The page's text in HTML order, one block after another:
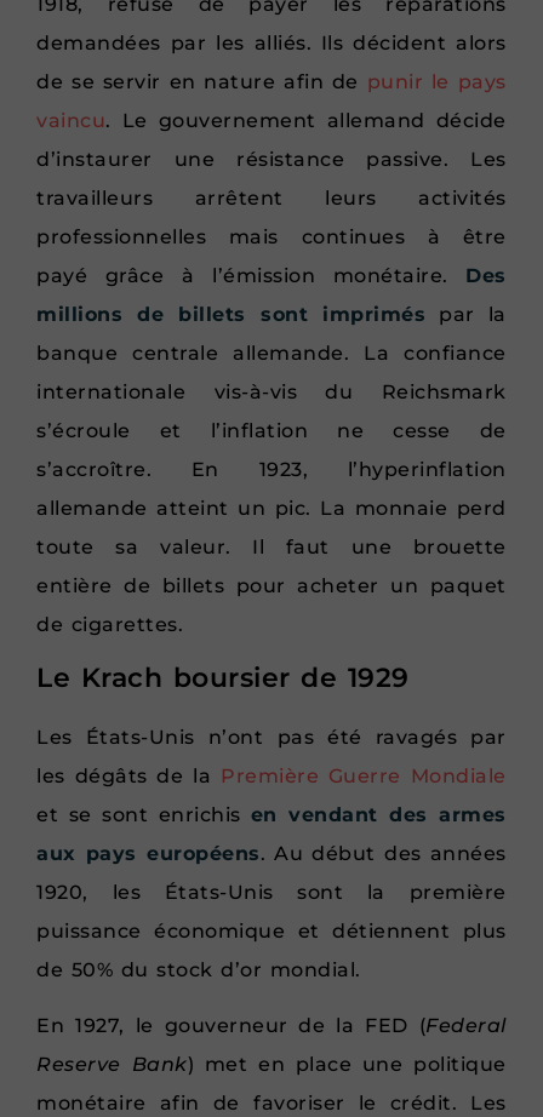
demandées par les alliés. Ils décident alors
de se servir en nature afin de punir le pays
vaincu. Le gouvernement allemand décide
d’instaurer une résistance passive. Les
travailleurs arrêtent leurs activités
professionnelles mais continues à être
payé grâce à l’émission monétaire. Des
millions de billets sont imprimés par la
banque centrale allemande. La confiance
internationale vis-à-vis du Reichsmark
s’écroule et l’inflation ne cesse de
s’accroître. En 1923, l’hyperinflation
allemande atteint un pic. La monnaie perd
toute sa valeur. Il faut une brouette
entière de billets pour acheter un paquet
de cigarettes.
Le Krach boursier de 1929
Les États-Unis n’ont pas été ravagés par
les dégâts de la
Première Guerre Mondiale
et se sont enrichis en vendant des armes
aux pays européens. Au début des années
1920, les États-Unis sont la première
puissance économique et détiennent plus
de 50% du stock d’or mondial.
En 1927, le gouverneur de la FED (Federal
Reserve Bank) met en place une politique
monétaire afin de favoriser le crédit. Les